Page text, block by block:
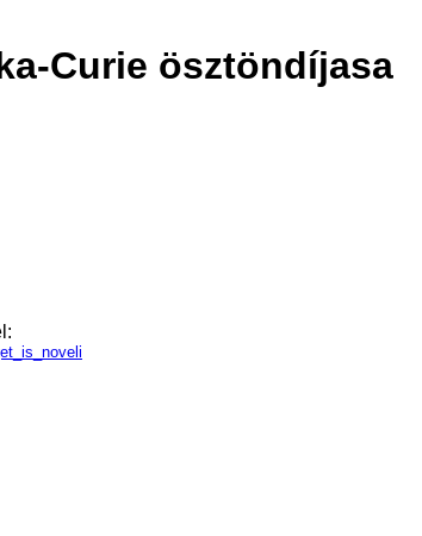
Curie ösztöndíjasa